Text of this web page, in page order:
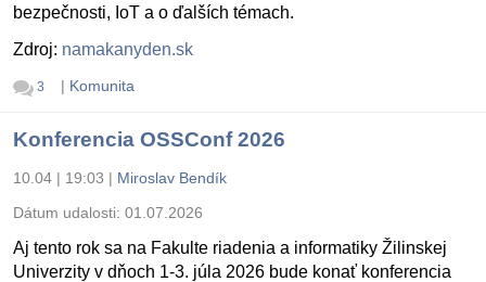
bezpečnosti, IoT a o ďalších témach.
Zdroj: namakanyden.sk
3 | Komunita
Konferencia OSSConf 2026
10.04 | 19:03 | Miroslav Bendík
Dátum udalosti: 01.07.2026
Aj tento rok sa na Fakulte riadenia a informatiky Žilinskej
Univerzity v dňoch 1-3. júla 2026 bude konať konferencia